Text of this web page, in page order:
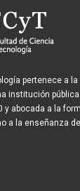
pertenece a la
institución
y abocada a la
a la enseñanza